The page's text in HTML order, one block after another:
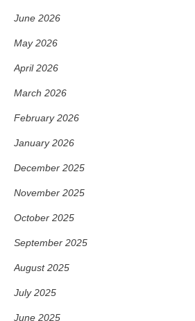
June 2026
May 2026
April 2026
March 2026
February 2026
January 2026
December 2025
November 2025
October 2025
September 2025
August 2025
July 2025
June 2025